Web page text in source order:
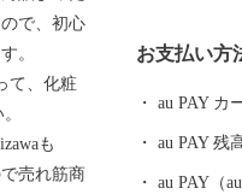
で、初心
。
て、化粧
も
売れ筋商
ふるさと」で
力で取り組
お支払い方
au PAY カ
au PAY 残
au PAY（